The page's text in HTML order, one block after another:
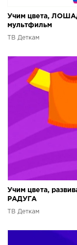
Учим цвета,
мультфильм
ТВ Деткам
Учим цвета,
РАДУГА
ТВ Деткам